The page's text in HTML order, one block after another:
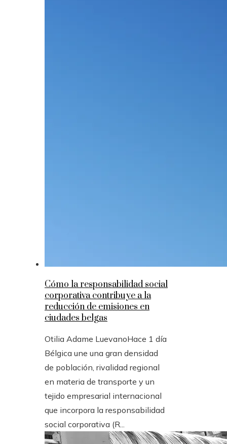
Cómo la responsabilidad social
corporativa contribuye a la
reducción de emisiones en
ciudades belgas
Otilia Adame LuevanoHace 1 día
Bélgica une una gran densidad
de población, rivalidad regional
en materia de transporte y un
tejido empresarial internacional
que incorpora la responsabilidad
social corporativa (R...